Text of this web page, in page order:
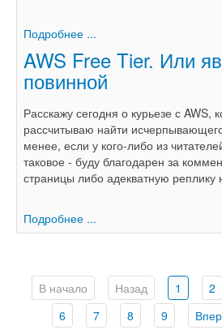
Подробнее ...
AWS Free Tier. Или
повинной
Расскажу сегодня о курьезе с AWS,
рассчитываю найти
менее, если у кого-либо из
таковое - буду благодарен за
страницы либо адекватную
Подробнее ...
В начало Назад 1 2
6
7 8 9